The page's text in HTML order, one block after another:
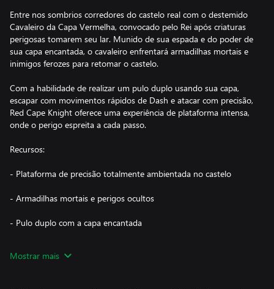
Entre nos sombrios corredores do castelo real com o destemido
Cavaleiro da Capa Vermelha, convocado pelo Rei após criaturas
perigosas tomarem seu lar. Munido de sua espada e do poder de
sua capa encantada, o cavaleiro enfrentará armadilhas mortais e
inimigos ferozes para retomar o castelo.
Com a habilidade de realizar um pulo duplo usando sua capa,
escapar com movimentos rápidos de Dash e atacar com precisão,
Red Cape Knight oferece uma experiência de plataforma intensa,
onde o perigo espreita a cada passo.
Recursos:
- Plataforma de precisão totalmente ambientada no castelo
- Armadilhas mortais e perigos ocultos
- Pulo duplo com a capa encantada
Mostrar mais